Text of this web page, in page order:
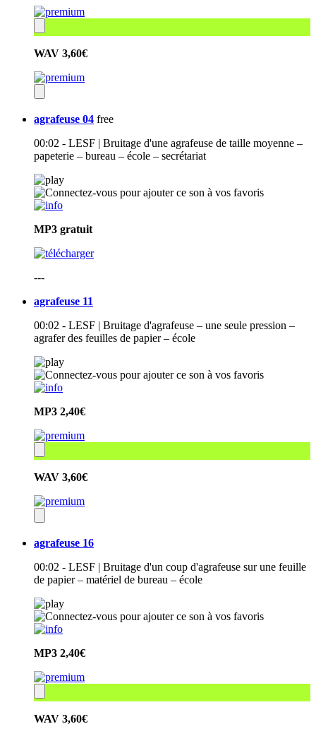
WAV 3,60€
agrafeuse 04 free
00:02 - LESF | Bruitage d'une agrafeuse de taille moyenne –
papeterie – bureau – école – secrétariat
MP3 gratuit
---
agrafeuse 11
00:02 - LESF | Bruitage d'agrafeuse – une seule pression –
agrafer des feuilles de papier – école
MP3 2,40€
WAV 3,60€
agrafeuse 16
00:02 - LESF | Bruitage d'un coup d'agrafeuse sur une feuille
de papier – matériel de bureau – école
MP3 2,40€
WAV 3,60€